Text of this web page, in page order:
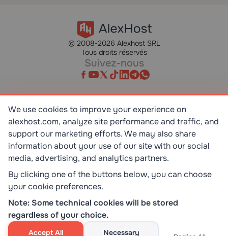
© 2008-2026 Alexhost SRL
Tous droits réservés
Suivez-nous
SR EN ISO/IEC 27001:2023
STANDART
ISO 9001:2015
TOP 10 DEDICATED SERVERS
HOST ADVICE
We use cookies to improve your experience on
alexhost.com, analyze site performance and traffic, and
support our marketing efforts. We may also share
information about your use of our site with our social
media, advertising, and analytics partners.
By clicking one of the buttons below, you can choose
your cookie preferences.
Note: Some technical cookies will be stored
regardless of your choice.
Accept All Necessary